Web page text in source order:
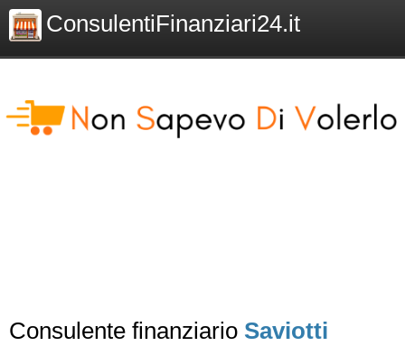
ConsulentiFinanziari24.it
Consulente finanziario Saviotti